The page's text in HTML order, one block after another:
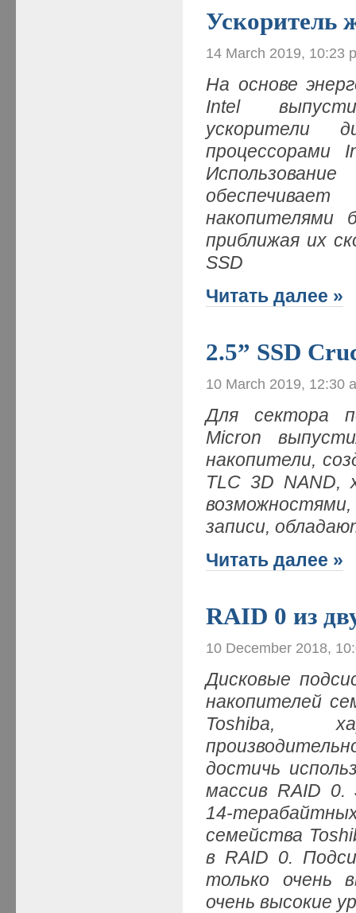
Ускоритель
14 March 2019, 10:23
На основе
Intel
ускорители
процессорами
накопителями
приближая их
SSD
Читать далее »
2.5” SSD
10 March 2019, 12:30
Для сектора
Micron
накопители,
TLC 3D NAND,
записи,
Читать далее »
RAID 0 из
10 December 2018,
Дисковые
накопителей
Toshiba,
достичь
массив RAID
14-
семейства
в RAID 0.
только очень
очень высокие